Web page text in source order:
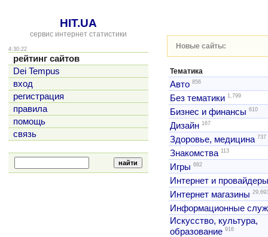
HIT.UA
сервис интернет статистики
4:30:22
рейтинг сайтов
Dei Tempus
вход
регистрация
правила
помощь
связь
Новые сайты:
Тематика
Авто 856
Без тематики 1,799
Бизнес и финансы 610
Дизайн 167
Здоровье, медицина 737
Знакомства 113
Игры 682
Интернет и провайдеры
Интернет магазины
Информационные
Искусство, культура,
образование 916